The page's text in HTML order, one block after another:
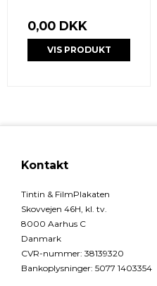
0,00 DKK
VIS PRODUKT
Kontakt
Tintin & FilmPlakaten
Skovvejen 46H, kl. tv.
8000 Aarhus C
Danmark
CVR-nummer: 38139320
Bankoplysninger: 5077 1403354